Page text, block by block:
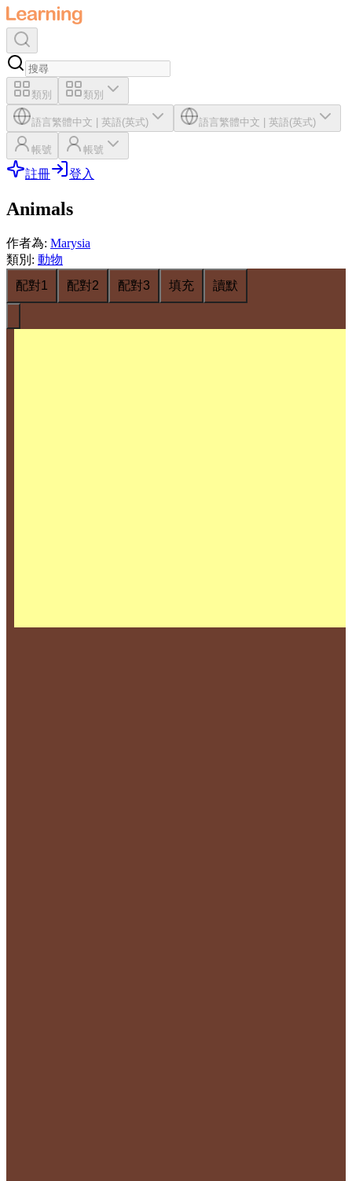
類別 類別
語言繁體中文 英語(英式) 語言繁體中文 英語(英式)
帳號 帳號
註冊 登入
Animals
作者為: Marysia
類別 : 動物
配對1
配對2 配對3 填充 讀默